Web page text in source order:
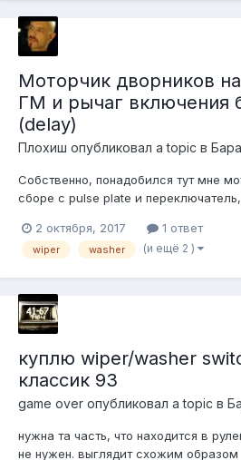
Моторчик дворников
ГМ и рычаг включения
(delay)
Плохиш опубликовал a topic в
Собственно, понадобился тут мне
сборе с pulse plate и
деньги. Можно даже собственно,
нужно все остальное, моторчики
2 октября, 2017 1 ответ
wiper washer (и ещё 2 )
куплю wiper/washer
классик 93
game over опубликовал a topic в
нужна та часть, что находится в
не нужен. выглядит схожим образом